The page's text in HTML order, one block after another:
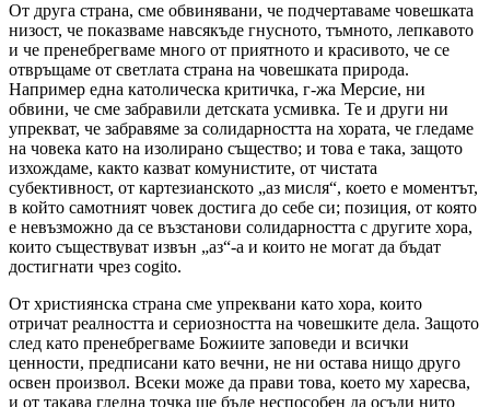
От друга страна, сме обвинявани, че подчертаваме човешката
низост, че показваме навсякъде гнусното, тъмното, лепкавото
и че пренебрегваме много от приятното и красивото, че се
отвръщаме от светлата страна на човешката природа.
Например една католическа критичка, г-жа Мерсие, ни
обвини, че сме забравили детската усмивка. Те и други ни
упрекват, че забравяме за солидарността на хората, че гледаме
на човека като на изолирано същество; и това е така, защото
изхождаме, както казват комунистите, от чистата
субективност, от картезианското „аз мисля“, което е моментът,
в който самотният човек достига до себе си; позиция, от която
е невъзможно да се възстанови солидарността с другите хора,
които съществуват извън „аз“-а и които не могат да бъдат
достигнати чрез cogito.
От християнска страна сме упреквани като хора, които
отричат реалността и сериозността на човешките дела. Защото
след като пренебрегваме Божиите заповеди и всички
ценности, предписани като вечни, не ни остава нищо друго
освен произвол. Всеки може да прави това, което му харесва,
и от такава гледна точка ще бъде неспособен да осъди нито